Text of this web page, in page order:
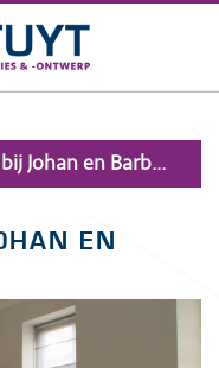
Johan en Barb...
EN